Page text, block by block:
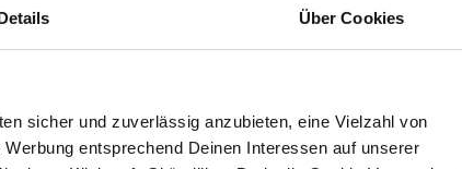
Über Cookies
sicher und zuverlässig anzubieten, eine Vielzahl von
entsprechend Deinen Interessen auf unserer